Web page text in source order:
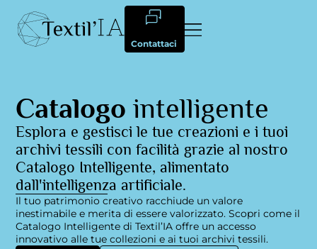
Contattaci
Catalogo intelligente
Esplora e gestisci le tue creazioni e i tuoi
archivi tessili con facilità grazie al nostro
Catalogo Intelligente, alimentato
dall'intelligenza artificiale.
Il tuo patrimonio creativo racchiude un valore
inestimabile e merita di essere valorizzato. Scopri come il
Catalogo Intelligente di Textil’IA offre un accesso
innovativo alle tue collezioni e ai tuoi archivi tessili.